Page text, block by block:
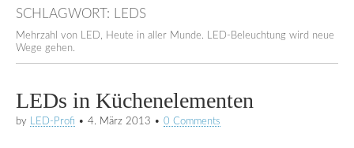
SCHLAGWORT: LEDS
Mehrzahl von LED, Heute in aller Munde. LED-Beleuchtung wird neue
Wege gehen.
LEDs in Küchenelementen
by LED-Profi • 4. März 2013 • 0 Comments